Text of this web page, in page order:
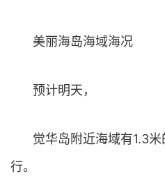
美丽海岛海域海况
预计明天，
觉华岛附近海域有1.3
行。